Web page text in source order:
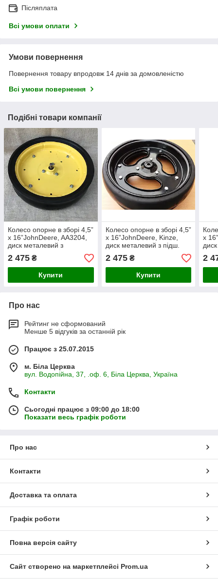
Післяплата
Всі умови оплати
Умови повернення
Повернення товару впродовж 14 днів за домовленістю
Всі умови повернення
Подібні товари компанії
Колесо опорне в зборі 4,5”
x 16”JohnDeere, AA3204,
диск металевий з
підш.885152
2 475 ₴
Купити
Колесо опорне в зборі 4,5”
x 16”JohnDeere, Kinze,
диск металевий з підш.
5203KYY2
2 475₴
Купити
x
2
Про нас
Рейтинг не сформований
Менше 5 відгуків за останній рік
Працює з 25.07.2015
м. Біла Церква
вул. Водопійна, 37, .оф. 6, Біла Церква, Україна
Контакти
Сьогодні працює з 09:00 до 18:00
Показати весь графік роботи
Про нас
Контакти
Доставка та оплата
Графік роботи
Повна версія сайту
Сайт створено на маркетплейсі Prom.ua